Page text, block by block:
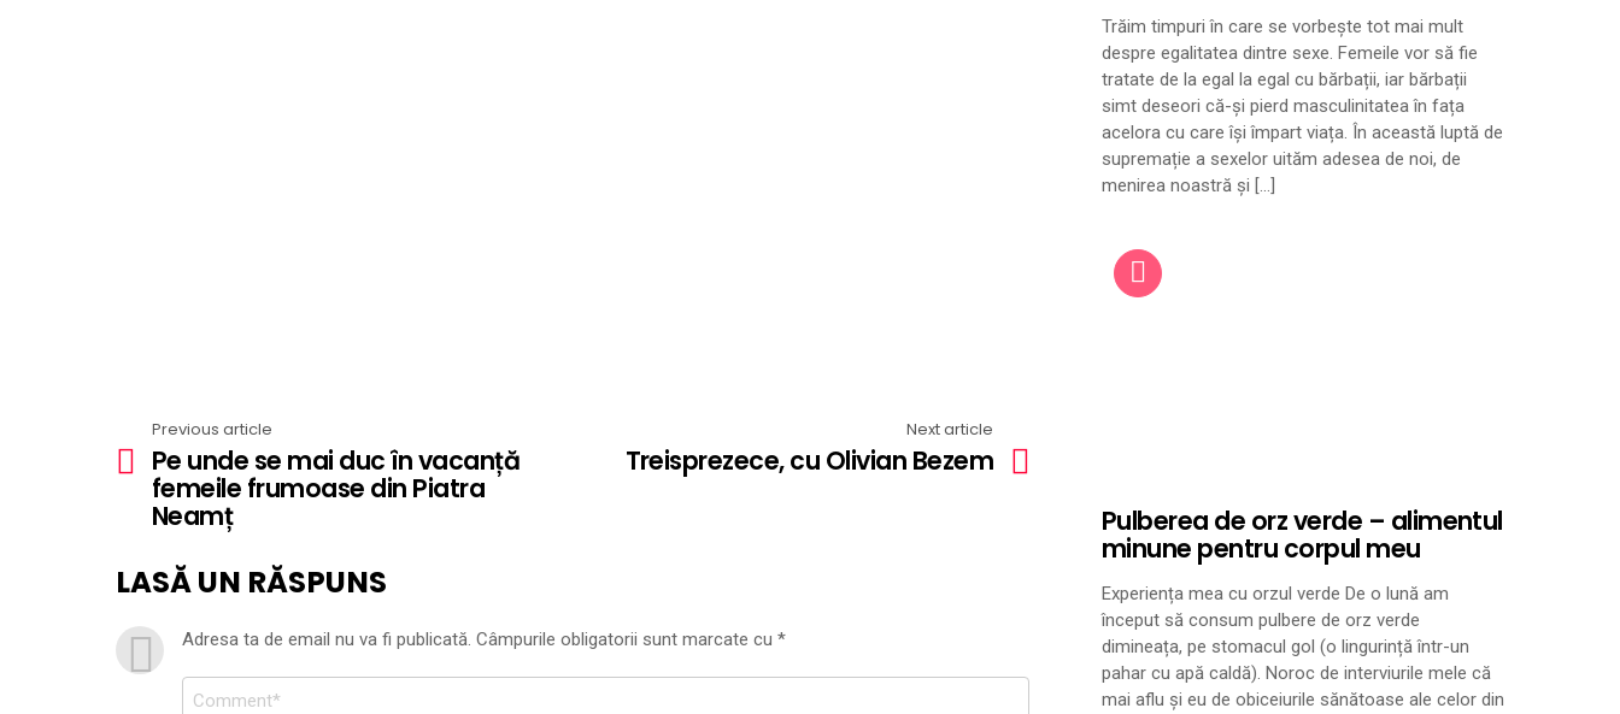
more
Previous article
Pe unde se mai duc în vacanță
femeile frumoase din Piatra
Neamț
Next article
Treisprezece, cu Olivian Bezem
LASĂ UN RĂSPUNS
Adresa ta de email nu va fi publicată. Câmpurile obligatorii sunt marcate cu *
Comentariu
Trăim timpuri în care se vorbește tot mai mult
despre egalitatea dintre sexe. Femeile vor să fie
tratate de la egal la egal cu bărbații, iar bărbații
simt deseori că-și pierd masculinitatea în fața
acelora cu care își împart viața. În această luptă de
supremație a sexelor uităm adesea de noi, de
menirea noastră și […]
Pulberea de orz verde – alimentul
minune pentru corpul meu
Experiența mea cu orzul verde De o lună am
început să consum pulbere de orz verde
dimineața, pe stomacul gol (o lingurință într-un
pahar cu apă caldă). Noroc de interviurile mele că
mai aflu și eu de obiceiurile sănătoase ale celor din